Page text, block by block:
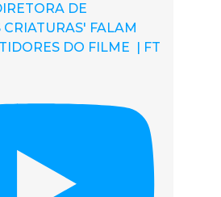
DE
FALAM
DO FILME | FT